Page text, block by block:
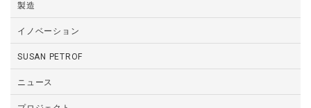
製造
イノベーション
SUSAN PETROF
ニュース